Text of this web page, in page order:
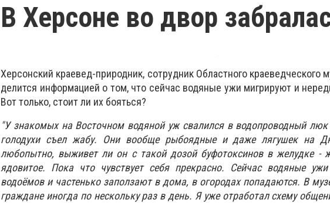
В Херсоне во двор
Херсонский краевед-природник, сотрудник Областного краеведческого
делится информацией о том, что сейчас водяные ужи мигрируют и
Вот только, стоит ли их бояться?
"У знакомых на Восточном водяной уж свалился в водопроводный
голодухи съел жабу. Они вообще рыбоядные и даже лягушек на
любопытно, выживет ли он с такой дозой буфотоксинов в желудке -
ядовитое. Пока что чувствует себя прекрасно. Сейчас водяные
водоёмов и частенько заползают в дома, в огородах попадаются. В
граждане иногда по нескольку раз в день. Я уже отработал схему